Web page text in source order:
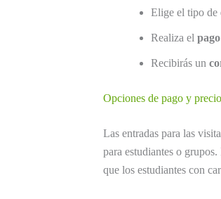
Elige el tipo de
Realiza el pago
Recibirás un
Opciones de pago y
Las entradas para las
para estudiantes o
que los estudiantes con